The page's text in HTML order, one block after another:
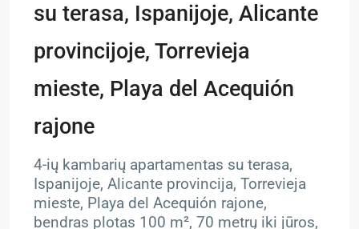
su terasa, Ispanijoje, Alicante
provincijoje, Torrevieja
mieste, Playa del Acequión
rajone
4-ių kambarių apartamentas su terasa,
Ispanijoje, Alicante provincija, Torrevieja
mieste, Playa del Acequión rajone,
bendras plotas 100 m², 70 metrų iki jūros,